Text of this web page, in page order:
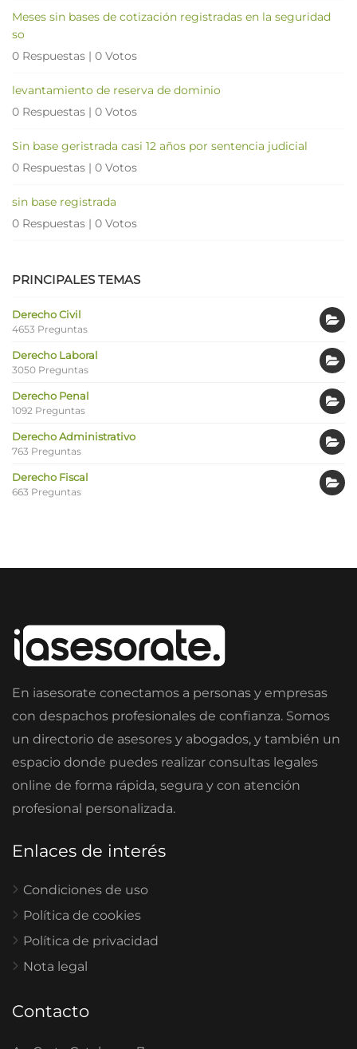
Meses sin bases de cotización registradas en la seguridad
so
0 Respuestas | 0 Votos
levantamiento de reserva de dominio
0 Respuestas | 0 Votos
Sin base geristrada casi 12 años por sentencia judicial
0 Respuestas | 0 Votos
sin base registrada
0 Respuestas | 0 Votos
PRINCIPALES TEMAS
Derecho Civil
4653 Preguntas
Derecho Laboral
3050 Preguntas
Derecho Penal
1092 Preguntas
Derecho Administrativo
763 Preguntas
Derecho Fiscal
663 Preguntas
En iasesorate conectamos a personas y empresas
con despachos profesionales de confianza. Somos
un directorio de asesores y abogados, y también un
espacio donde puedes realizar consultas legales
online de forma rápida, segura y con atención
profesional personalizada.
Enlaces de interés
Condiciones de uso
Política de cookies
Política de privacidad
Nota legal
Contacto